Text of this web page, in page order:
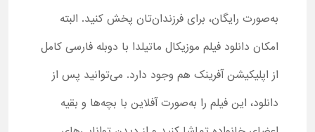
به‌صورت رایگان، برای فرزندان‌تان پخش کنید. البته
امکان دانلود فیلم موزیکال ماتیلدا با دوبله فارسی کامل
از اپلیکیشن آفرینک هم وجود دارد. می‌توانید پس از
دانلود، این فیلم را به‌صورت آفلاین با بچه‌ها و بقیه